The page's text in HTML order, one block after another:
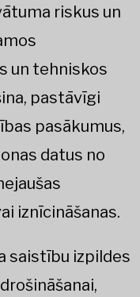
riskus un
un tehniskos
pastāvīgi
pasākumus,
datus no
iznīcināšanas.
saistību izpildes